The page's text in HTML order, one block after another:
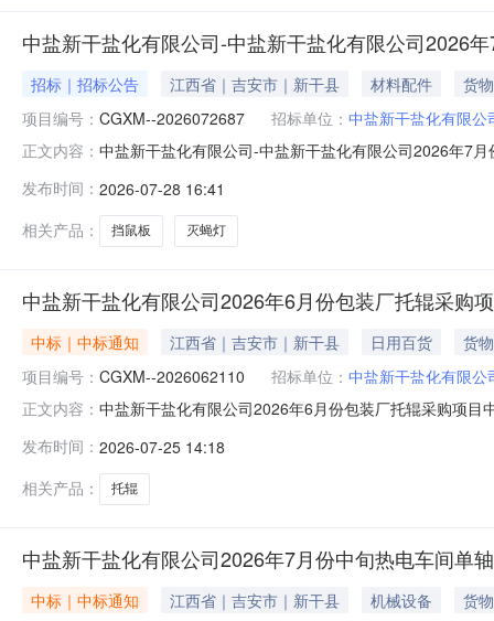
中盐新干盐化有限公司-中盐新干盐化有限公司2026
招标｜招标公告 江西省｜吉安市｜新干县 材料配件
货物
项目编号： CGXM--2026072687 招标单位： 中盐新干盐化有限公
正文内容： 中盐新干盐化有限公司-中盐新干盐化有限公司2026年7
单位数量备注121040300002405挡鼠板（新干）--块
发布时间： 2026-07-28 16:41
相关产品：
挡鼠板 灭蝇灯
中盐新干盐化有限公司2026年6月份包装厂托辊采购
中标｜中标通知 江西省｜吉安市｜新干县 日用百货
货物
项目编号： CGXM--2026062110 招标单位： 中盐新干盐化有限公
正文内容： 中盐新干盐化有限公司2026年6月份包装厂托辊采购项
系方式：采购人：中盐新干盐化有限公司-供应部联系人
发布时间： 2026-07-25 14:18
相关产品：
托辊
中盐新干盐化有限公司2026年7月份中旬热电车间单
中标｜中标通知 江西省｜吉安市｜新干县 机械设备
货物